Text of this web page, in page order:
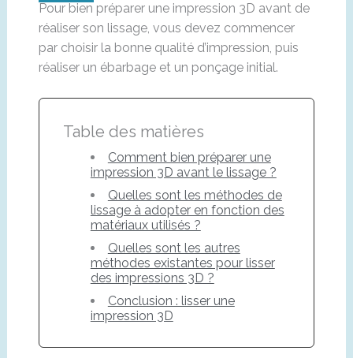
Pour bien préparer une impression 3D avant de
réaliser son lissage, vous devez commencer
par choisir la bonne qualité d’impression, puis
réaliser un ébarbage et un ponçage initial.
Table des matières
Comment bien préparer une
impression 3D avant le lissage ?
Quelles sont les méthodes de
lissage à adopter en fonction des
matériaux utilisés ?
Quelles sont les autres
méthodes existantes pour lisser
des impressions 3D ?
Conclusion : lisser une
impression 3D